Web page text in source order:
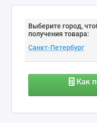
Выберите город,
получения товара:
Как